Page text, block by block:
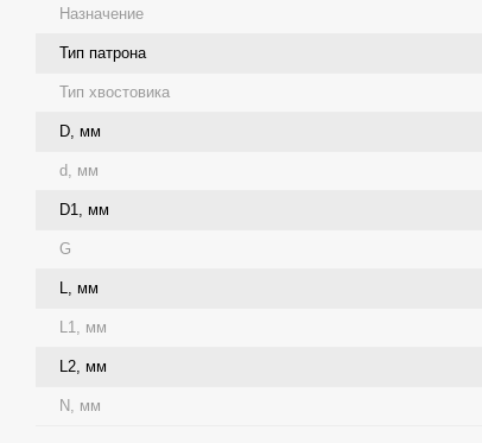
Назначение
Тип патрона
Тип хвостовика
D, мм
d, мм
D1, мм
G
L, мм
L1, мм
L2, мм
N, мм